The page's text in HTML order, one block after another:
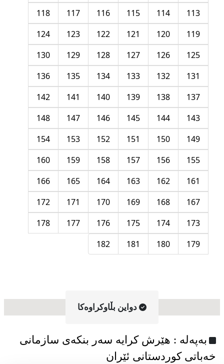
113
114
115
116
117
118
119
120
121
122
123
124
125
126
127
128
129
130
131
132
133
134
135
136
137
138
139
140
141
142
143
144
145
146
147
148
149
150
151
152
153
154
155
156
157
158
159
160
161
162
163
164
165
166
167
168
169
170
171
172
173
174
175
176
177
178
179
180
181
182
دواین بڵاوکراوه‌کا
به‌په‌له‌ : هێرش کرایە سەر بنکەی سازمانی
خەباتی کوردستانی ئێران